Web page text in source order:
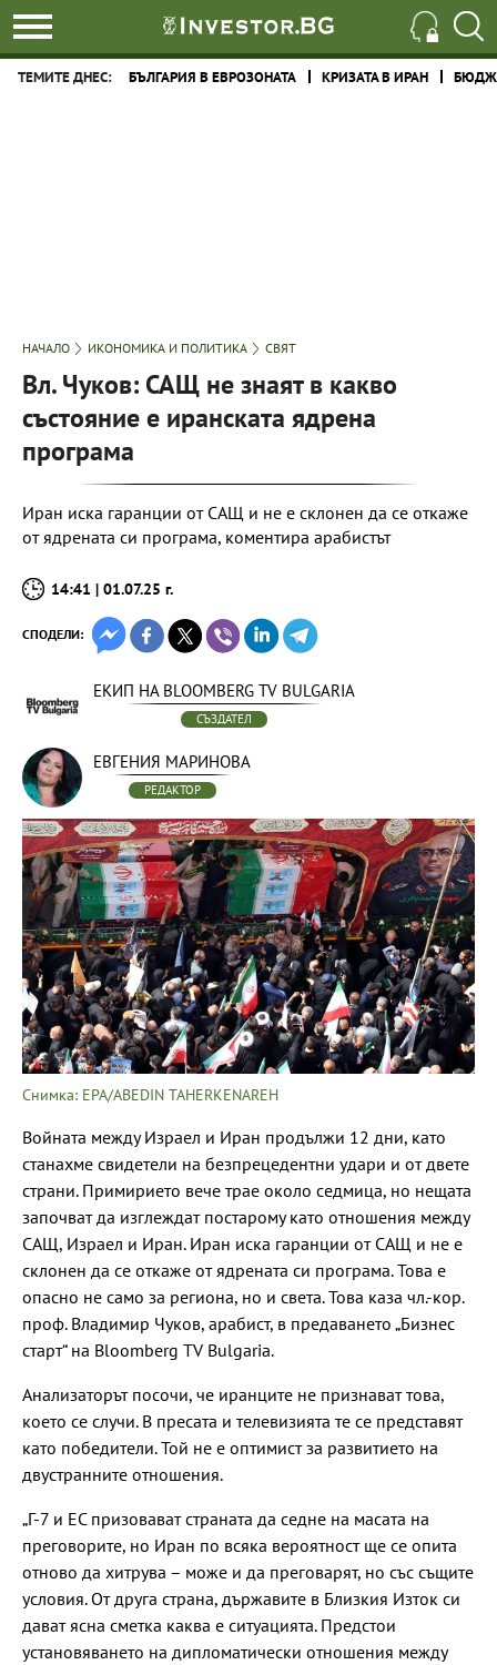
ТЕМИТЕ ДНЕС: БЪЛГАРИЯ В ЕВРОЗОНАТА КРИЗАТА В ИРАН
НАЧАЛО ИКОНОМИКА И ПОЛИТИКА СВЯТ
Вл. Чуков: САЩ не знаят в какво
състояние е иранската ядрена
програма
Иран иска гаранции от САЩ и не е склонен да се откаже
от ядрената си програма, коментира арабистът
14:41 | 01.07.25 г.
СПОДЕЛИ:
ЕКИП НА BLOOMBERG TV BULGARIA
СЪЗДАТЕЛ
ЕВГЕНИЯ МАРИНОВА
РЕДАКТОР
Снимка: EPA/ABEDIN TAHERKENAREH
Войната между Израел и Иран продължи 12 дни, като
станахме свидетели на безпрецедентни удари и от двете
страни. Примирието вече трае около седмица, но нещата
започват да изглеждат постарому като отношения между
САЩ, Израел и Иран. Иран иска гаранции от САЩ и не е
склонен да се откаже от ядрената си програма. Това е
опасно не само за региона, но и света. Това каза чл.-кор.
проф. Владимир Чуков, арабист, в предаването „Бизнес
старт“ на Bloomberg TV Bulgaria.
Анализаторът посочи, че иранците не признават това,
което се случи. В пресата и телевизията те се представят
като победители. Той не е оптимист за развитието на
двустранните отношения.
„Г-7 и ЕС призовават страната да седне на масата на
преговорите, но Иран по всяка вероятност ще се опита
отново да хитрува – може и да преговарят, но със същите
условия. От друга страна, държавите в Близкия Изток си
дават ясна сметка каква е ситуацията. Предстои
установяването на дипломатически отношения между